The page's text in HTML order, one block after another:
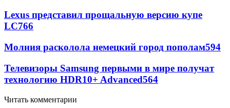
Lexus представил прощальную версию купе
LC766
Молния расколола немецкий город пополам594
Телевизоры Samsung первыми в мире получат
технологию HDR10+ Advanced564
Читать комментарии